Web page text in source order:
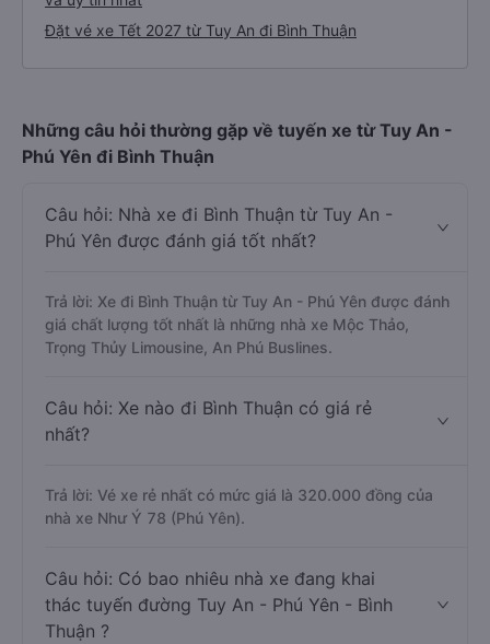
Đặt vé xe Tết 2027 từ Tuy An đi Bình Thuận
Những câu hỏi thường gặp về tuyến xe từ Tuy An -
Phú Yên đi Bình Thuận
Câu hỏi: Nhà xe đi Bình Thuận từ Tuy An -
Phú Yên được đánh giá tốt nhất?
Trả lời: Xe đi Bình Thuận từ Tuy An - Phú Yên được đánh
giá chất lượng tốt nhất là những nhà xe Mộc Thảo,
Trọng Thủy Limousine, An Phú Buslines.
Câu hỏi: Xe nào đi Bình Thuận có giá rẻ
nhất?
Trả lời: Vé xe rẻ nhất có mức giá là 320.000 đồng của
nhà xe Như Ý 78 (Phú Yên).
Câu hỏi: Có bao nhiêu nhà xe đang khai
thác tuyến đường Tuy An - Phú Yên - Bình
Thuận ?